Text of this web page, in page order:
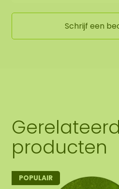
Schrijf een
producten
POPULAIR